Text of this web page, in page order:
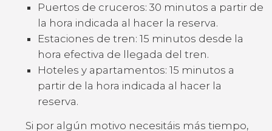
Puertos de cruceros: 30 minutos a partir de
la hora indicada al hacer la reserva.
Estaciones de tren: 15 minutos desde la
hora efectiva de llegada del tren.
Hoteles y apartamentos: 15 minutos a
partir de la hora indicada al hacer la
reserva.
Si por algún motivo necesitáis más tiempo,